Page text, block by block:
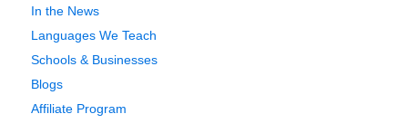
In the News
Languages We Teach
Schools & Businesses
Blogs
Affiliate Program